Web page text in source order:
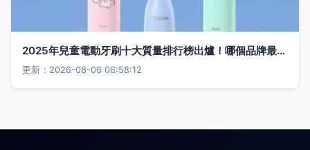
2025年兒童電動牙刷十大質量排行榜出爐！哪個品牌最好？口腔專家點名安利！
更新：2026-08-06 06:58:12